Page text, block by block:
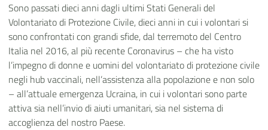
Sono passati dieci anni dagli ultimi Stati Generali del
Volontariato di Protezione Civile, dieci anni in cui i volontari si
sono confrontati con grandi sfide, dal terremoto del Centro
Italia nel 2016, al più recente Coronavirus – che ha visto
l’impegno di donne e uomini del volontariato di protezione civile
negli hub vaccinali, nell’assistenza alla popolazione e non solo
– all’attuale emergenza Ucraina, in cui i volontari sono parte
attiva sia nell’invio di aiuti umanitari, sia nel sistema di
accoglienza del nostro Paese.